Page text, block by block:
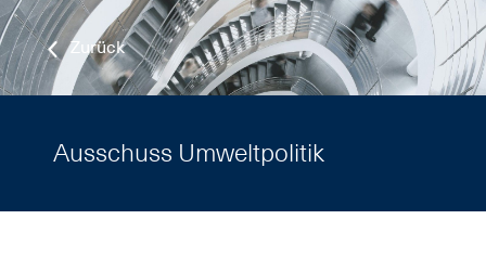
Zurück
Ausschuss Umweltpolitik